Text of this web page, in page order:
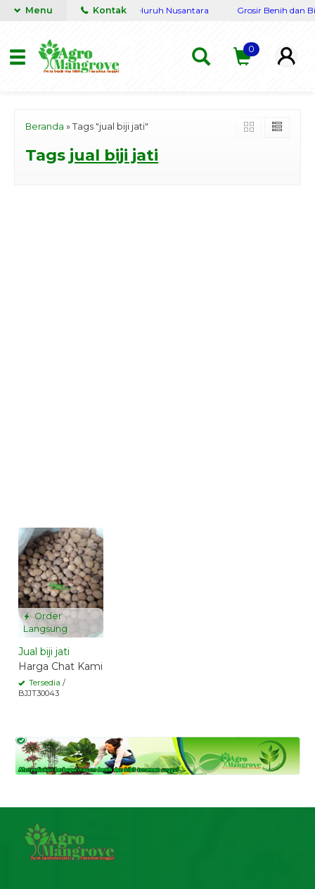
Terpercaya siap kirim seluruh Nusantara Grosir Benih dan
Menu Kontak
0
Beranda » Tags "jual biji jati"
Tags jual biji jati
Order
Langsung
Jual biji jati
Harga Chat Kami
Tersedia /
BJJT30043